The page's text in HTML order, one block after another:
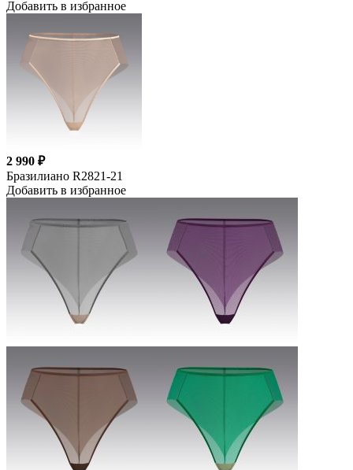
Добавить в избранное
2 990 ₽
Бразилиано R2821-21
Добавить в избранное